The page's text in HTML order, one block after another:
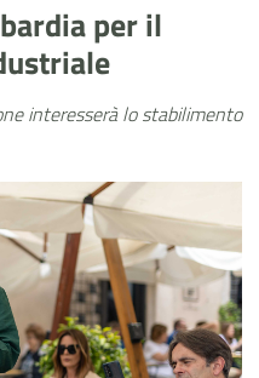
per il
interesserà lo stabilimento